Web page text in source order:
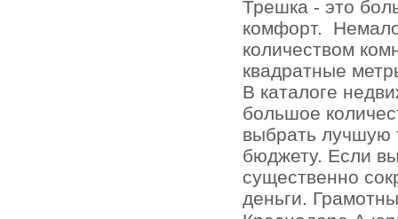
Трешка - это
комфорт.
количеством
квадратные
В каталоге
большое
выбрать лучшую
бюджету. Если
существенно
деньги.